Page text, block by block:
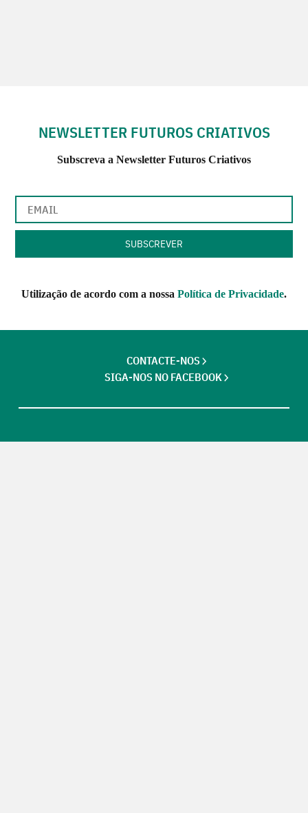
NEWSLETTER FUTUROS CRIATIVOS
Subscreva a Newsletter Futuros Criativos
Utilização de acordo com a nossa Política de Privacidade.
CONTACTE-NOS
SIGA-NOS NO FACEBOOK